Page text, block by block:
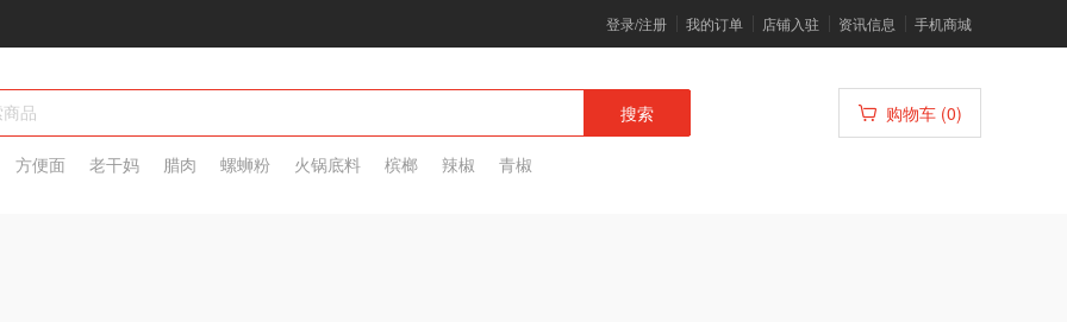
登录/注册 我的订单 店铺入驻 资讯信息 手机商城
搜索
方便面 老干妈 腊肉 螺蛳粉 火锅底料 槟榔 辣椒
青椒
购物车 (0)